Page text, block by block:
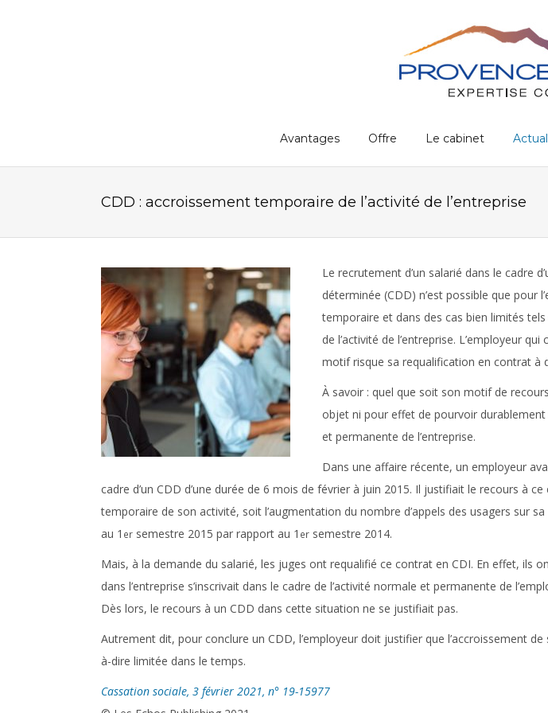
Avantages Offre Le cabinet
CDD : accroissement temporaire de l’activité de l’entreprise
Le recrutement d’un salarié dans le cadre
déterminée (CDD) n’est possible que pour
temporaire et dans des cas bien limités
de l’activité de l’entreprise. L’employeur
motif risque sa requalification en contrat à
À savoir : quel que soit son motif de
objet ni pour effet de pourvoir durablement
et permanente de l’entreprise.
Dans une affaire récente, un employeur
cadre d’un CDD d’une durée de 6 mois de février à juin 2015. Il justifiait le recours à
temporaire de son activité, soit l’augmentation du nombre d’appels des usagers sur
au 1 er semestre 2015 par rapport au 1 er semestre 2014.
Mais, à la demande du salarié, les juges ont requalifié ce contrat en CDI. En effet, ils
dans l’entreprise s’inscrivait dans le cadre de l’activité normale et permanente de
Dès lors, le recours à un CDD dans cette situation ne se justifiait pas.
Autrement dit, pour conclure un CDD, l’employeur doit justifier que l’accroissement
à-dire limitée dans le temps.
Cassation sociale, 3 février 2021, n° 19-15977